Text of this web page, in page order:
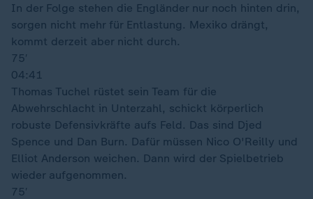
In der Folge stehen die Engländer nur noch hinten drin,
sorgen nicht mehr für Entlastung. Mexiko drängt,
kommt derzeit aber nicht durch.
75′
04:41
Thomas Tuchel rüstet sein Team für die
Abwehrschlacht in Unterzahl, schickt körperlich
robuste Defensivkräfte aufs Feld. Das sind Djed
Spence und Dan Burn. Dafür müssen Nico O'Reilly und
Elliot Anderson weichen. Dann wird der Spielbetrieb
wieder aufgenommen.
75′